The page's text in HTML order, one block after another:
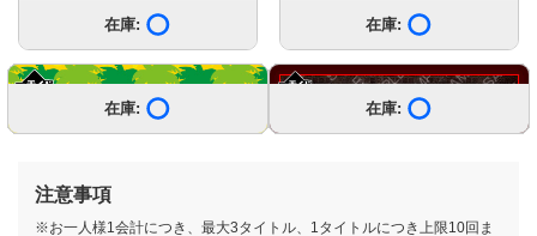
在庫: 在庫:
在庫: 在庫:
在庫: 在庫:
在庫: 在庫:
在庫: 在庫:
在庫: 在庫:
在庫: 在庫:
在庫: 在庫:
在庫: 在庫:
在庫: 在庫:
在庫: 在庫:
在庫: 在庫:
在庫: 在庫:
在庫: 在庫:
在庫:
注意事項
※お一人様1会計につき、最大3タイトル、1タイトルにつき上限10回ま